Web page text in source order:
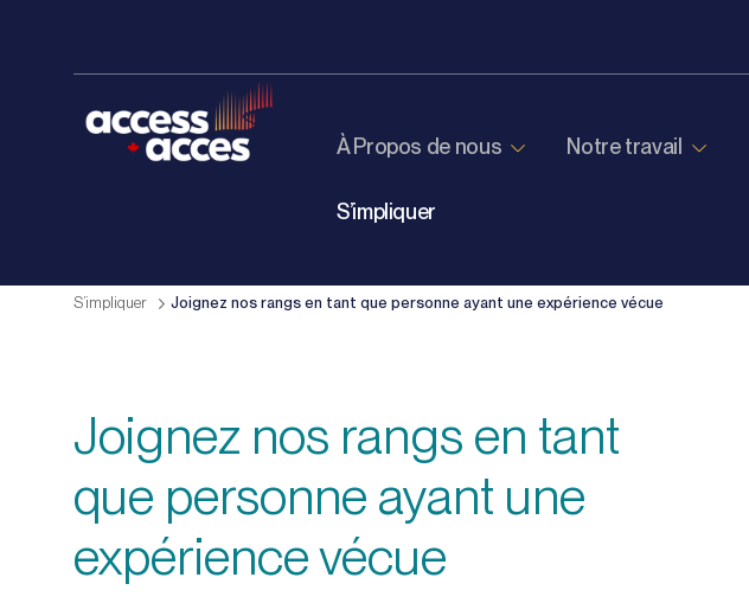
À Propos de nous Notre travail
S’impliquer
S’impliquer Joignez nos rangs en tant que personne ayant une expérience vécue
Joignez nos rangs en tant
que personne ayant une
expérience vécue